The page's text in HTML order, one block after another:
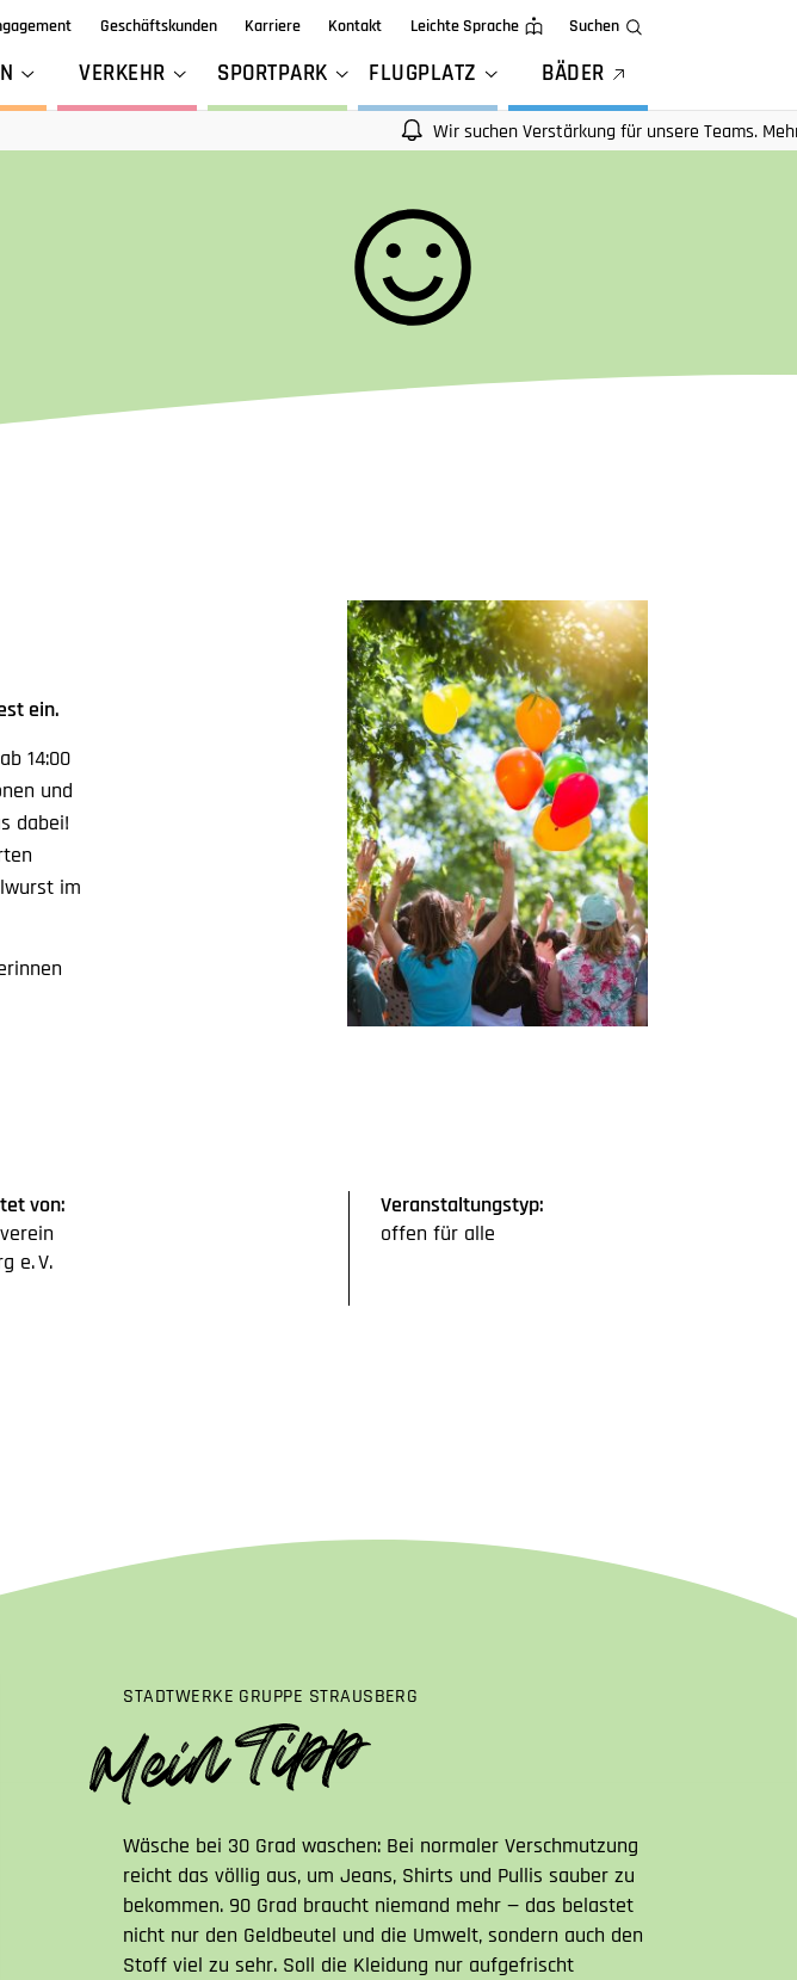
Geschäftskunden Karriere Kontakt Leichte Sprache Suchen
VERKEHR SPORTPARK FLUGPLATZ BÄDER
Wir suchen Verstärkung für unsere Teams. Mehr
ein.
14:00
und
dabei!
im
von:
e. V.
Veranstaltungstyp:
offen für alle
STADTWERKE GRUPPE STRAUSBERG
Wäsche bei 30 Grad waschen: Bei normaler Verschmutzung
reicht das völlig aus, um Jeans, Shirts und Pullis sauber zu
bekommen. 90 Grad braucht niemand mehr — das belastet
nicht nur den Geldbeutel und die Umwelt, sondern auch den
Stoff viel zu sehr. Soll die Kleidung nur aufgefrischt